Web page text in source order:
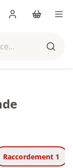
Panier
Raccordement 1